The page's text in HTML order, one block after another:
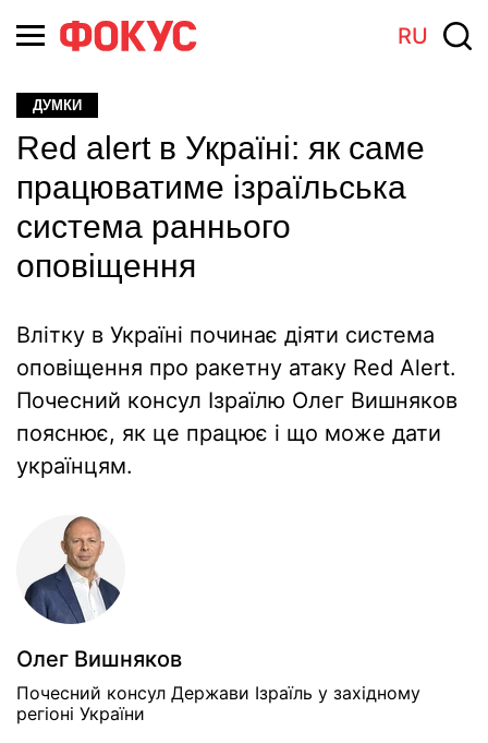
RU
ДУМКИ
Red alert в Україні: як саме
працюватиме ізраїльська
система раннього
оповіщення
Влітку в Україні починає діяти система
оповіщення про ракетну атаку Red Alert.
Почесний консул Ізраїлю Олег Вишняков
пояснює, як це працює і що може дати
українцям.
Олег Вишняков
Почесний консул Держави Ізраїль у західному
регіоні України